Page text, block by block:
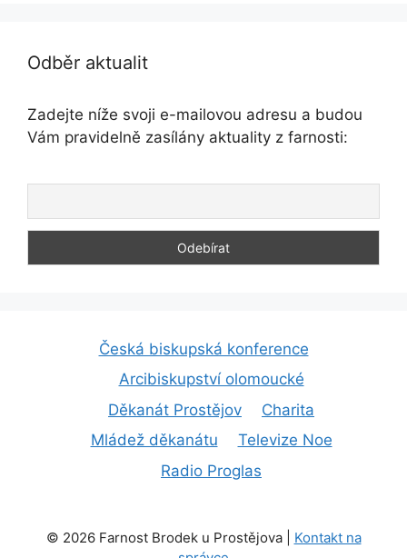
Odběr aktualit
Zadejte níže svoji e-mailovou adresu a budou
Vám pravidelně zasílány aktuality z farnosti:
Česká biskupská konference
Arcibiskupství olomoucké
Děkanát Prostějov
Charita
Mládež děkanátu
Televize Noe
Radio Proglas
© 2026 Farnost Brodek u Prostějova | Kontakt na